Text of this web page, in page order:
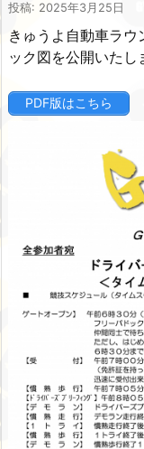
投稿: 2025年3月25日
きゅうよ自動車ラ
ック図を公開いたし
PDF版はこちら